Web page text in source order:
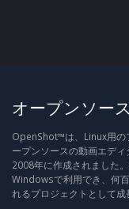
オープンソース
OpenShot™は、Linux用の
ープンソースの動画エディ
2008年に作成されました
Windowsで利用でき、何
れるプロジェクトとして成